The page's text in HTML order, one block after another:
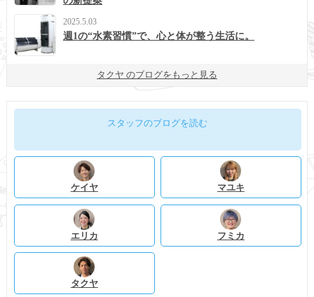
2025.5.03
週1の“水素習慣”で、心と体が整う生活に。
タクヤ のブログをもっと見る
スタッフのブログを読む
ケイヤ マユキ
エリカ フミカ
タクヤ